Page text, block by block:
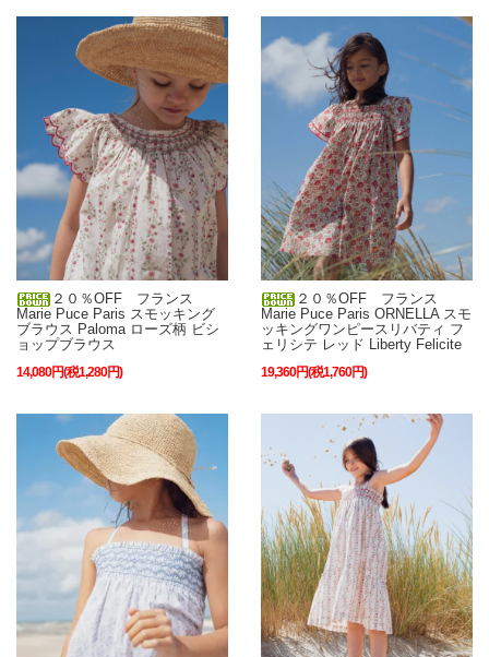
２０％OFF フランス
Marie Puce Paris スモッキング
ブラウス Paloma ローズ柄 ビシ
ョップブラウス
14,080円(税1,280円)
２０％OFF フランス
Marie Puce Paris ORNELLA スモ
ッキングワンピースリバティ フ
ェリシテ レッド Liberty Felicite
19,360円(税1,760円)